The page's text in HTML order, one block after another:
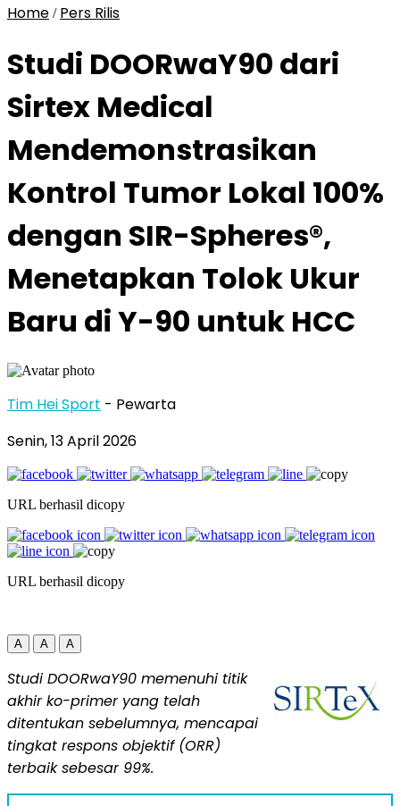
Home / Pers Rilis
Studi DOORwaY90 dari
Sirtex Medical
Mendemonstrasikan
Kontrol Tumor Lokal 100%
dengan SIR-Spheres®,
Menetapkan Tolok Ukur
Baru di Y-90 untuk HCC
Tim Hei Sport - Pewarta
Senin, 13 April 2026
URL berhasil dicopy
URL berhasil dicopy
A A A
Studi DOORwaY90 memenuhi titik
akhir ko-primer yang telah
ditentukan sebelumnya, mencapai
tingkat respons objektif (ORR)
terbaik sebesar 99%.